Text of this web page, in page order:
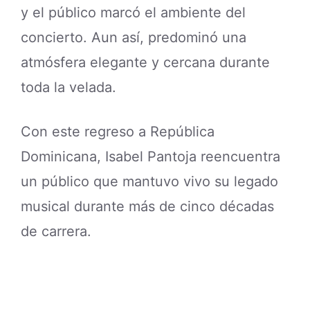
y el público marcó el ambiente del
concierto. Aun así, predominó una
atmósfera elegante y cercana durante
toda la velada.
Con este regreso a República
Dominicana, Isabel Pantoja reencuentra
un público que mantuvo vivo su legado
musical durante más de cinco décadas
de carrera.